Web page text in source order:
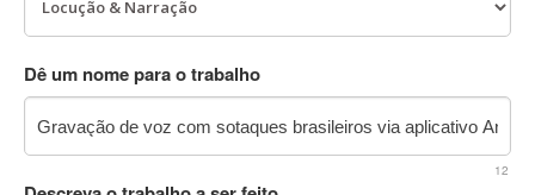
Dê um nome para o trabalho
12